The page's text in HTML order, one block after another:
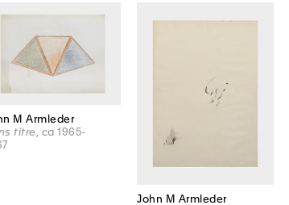
M Armleder
titre, ca 1965-
John M Armleder